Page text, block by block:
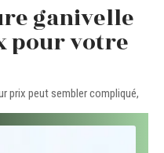
ganivelle
pour votre
prix peut sembler compliqué,